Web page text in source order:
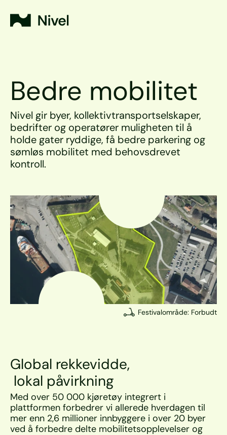
Bedre mobilitet
Nivel gir byer, kollektivtransportselskaper,
bedrifter og operatører muligheten til å
holde gater ryddige, få bedre parkering og
sømløs mobilitet med behovsdrevet
kontroll.
Festivalområde: Forbudt
Global rekkevidde,
lokal påvirkning
Med over 50 000 kjøretøy integrert i
plattformen forbedrer vi allerede hverdagen til
mer enn 2,6 millioner innbyggere i over 20 byer
ved å forbedre delte mobilitetsopplevelser og